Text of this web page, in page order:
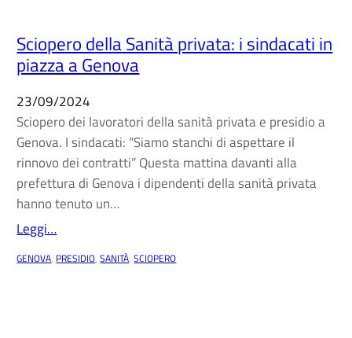
Sciopero della Sanità privata: i sindacati in
piazza a Genova
23/09/2024
Sciopero dei lavoratori della sanità privata e presidio a
Genova. I sindacati: “Siamo stanchi di aspettare il
rinnovo dei contratti” Questa mattina davanti alla
prefettura di Genova i dipendenti della sanità privata
hanno tenuto un…
Leggi…
GENOVA, PRESIDIO, SANITÀ, SCIOPERO